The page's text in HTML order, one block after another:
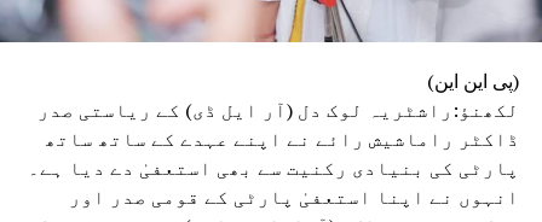
(پی این این)
لکھنؤ:راشٹریہ لوک دل (آر ایل ڈی) کے ریاستی صدر
ڈاکٹر راماشیش رائے نے اپنے عہدے کے ساتھ ساتھ
پارٹی کی بنیادی رکنیت سے بھی استعفیٰ دے دیا ہے۔
انہوں نے اپنا استعفیٰ پارٹی کے قومی صدر اور